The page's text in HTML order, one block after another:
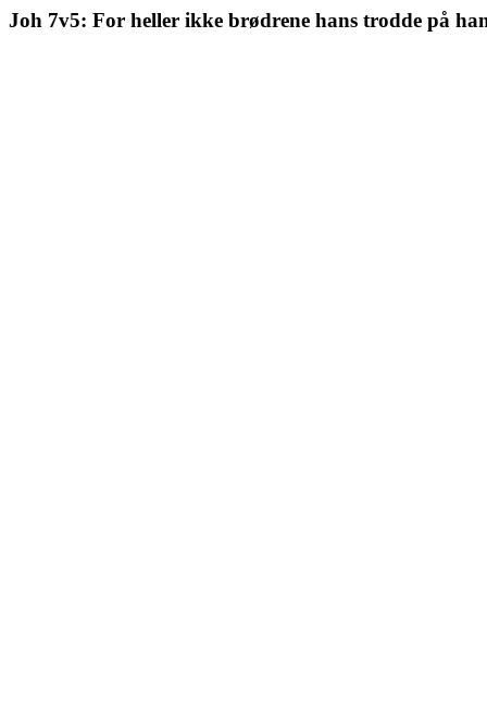
Joh 7v5: For heller ikke brødrene hans trodde på